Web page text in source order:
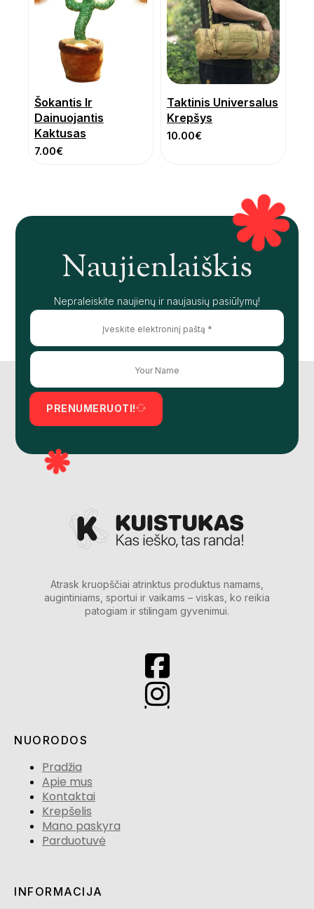
Šokantis Ir
Dainuojantis
Kaktusas
7.00€
Taktinis Universalus
Krepšys
10.00€
Naujienlaiškis
Nepraleiskite naujienų ir naujausių pasiūlymų!
PRENUMERUOTI!
Atrask kruopščiai atrinktus produktus namams,
augintiniams, sportui ir vaikams – viskas, ko reikia
patogiam ir stilingam gyvenimui.
NUORODOS
Pradžia
Apie mus
Kontaktai
Krepšelis
Mano paskyra
Parduotuvė
INFORMACIJA